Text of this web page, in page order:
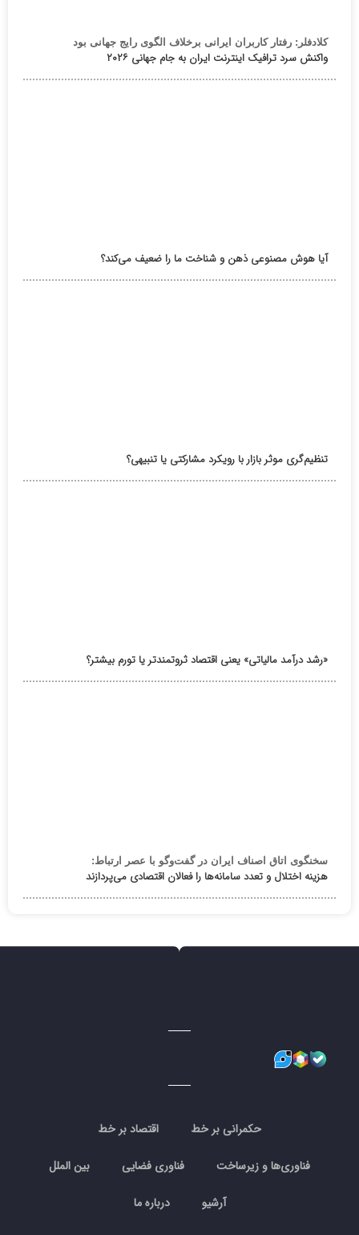
کلادفلر: رفتار کاربران ایرانی برخلاف الگوی رایج جهانی بود
واکنش سرد ترافیک اینترنت ایران به جام جهانی ۲۰۲۶
آیا هوش مصنوعی ذهن و شناخت ما را ضعیف می‌کند؟
تنظیم‌گری موثر بازار با رویکرد مشارکتی یا تنبیهی؟
«رشد درآمد مالیاتی» یعنی اقتصاد ثروتمندتر یا تورم بیشتر؟
سخنگوی اتاق اصناف ایران در گفت‌وگو با عصر ارتباط:
هزینه اختلال و تعدد سامانه‌ها را فعالان اقتصادی می‌پردازند
حکمرانی بر خط اقتصاد بر خط
فناوری‌ها و زیرساخت فناوری فضایی بین الملل
آرشیو درباره ما